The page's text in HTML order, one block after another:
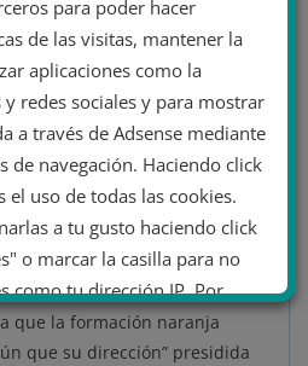
para presentar de forma
censura contra el PP en
Madrid y Castilla y León, con
a las tres regiones.
a la dirección de Ciudadanos
a PSOE y Unidas Podemos”
Cadena Ser, también ha
moción de censura
PSOE en Castilla y León,
que la formación naranja
que su dirección” presidida
para poder hacer
de las visitas, mantener la
aplicaciones como la
redes sociales y para mostrar
a través de Adsense mediante
de navegación. Haciendo click
el uso de todas las cookies.
a tu gusto haciendo click
o marcar la casilla para no
como tu dirección IP. Por
Política de cookies.